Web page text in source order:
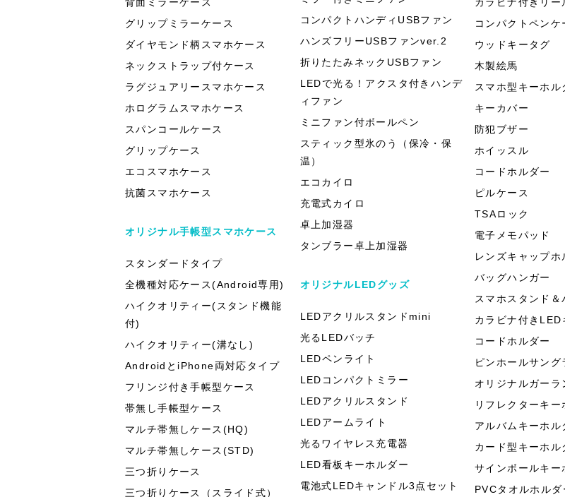
グリップミラーケース
ダイヤモンド柄スマホケース
ネックストラップ付ケース
ラグジュアリースマホケース
ホログラムスマホケース
スパンコールケース
グリップケース
エコスマホケース
抗菌スマホケース
オリジナル手帳型スマホケース
スタンダードタイプ
全機種対応ケース(Android専用)
ハイクオリティー(スタンド機能
付)
ハイクオリティー(溝なし)
AndroidとiPhone両対応タイプ
フリンジ付き手帳型ケース
帯無し手帳型ケース
マルチ帯無しケース(HQ)
マルチ帯無しケース(STD)
三つ折りケース
三つ折りケース（スライド式）
コンパクトハンディUSBファン
ハンズフリーUSBファンver.2
折りたたみネックUSBファン
LEDで光る！アクスタ付きハンデ
ィファン
ミニファン付ボールペン
スティック型氷のう（保冷・保
温）
エコカイロ
充電式カイロ
卓上加湿器
タンブラー卓上加湿器
オリジナルLEDグッズ
LEDアクリルスタンドmini
光るLEDバッチ
LEDペンライト
LEDコンパクトミラー
LEDアクリルスタンド
LEDアームライト
光るワイヤレス充電器
LED看板キーホルダー
電池式LEDキャンドル3点セット
コンパクトペンケ
ウッドキータグ
木製絵馬
スマホ型キーホル
キーカバー
防犯ブザー
ホイッスル
コードホルダー
ピルケース
TSAロック
電子メモパッド
レンズキャップホ
バッグハンガー
スマホスタンド＆
カラビナ付きLED
コードホルダー
ピンホールサング
オリジナルガーラ
リフレクターキー
アルバムキーホル
カード型キーホル
サインボールキー
PVCタオルホルダ